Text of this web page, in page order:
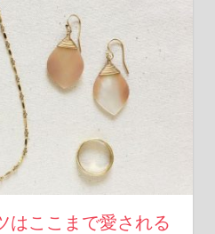
はここまで愛される